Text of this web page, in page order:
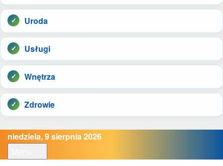
Uroda
Usługi
Wnętrza
Zdrowie
niedziela, 9 sierpnia 2026